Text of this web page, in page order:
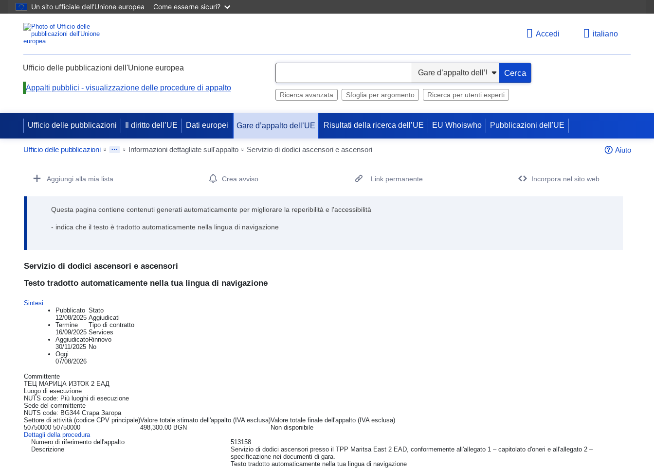
Un sito ufficiale dell’Unione europea Come esserne sicuri?
Accedi italiano
Ufficio delle pubblicazioni dell'Unione europea
Appalti pubblici - visualizzazione delle procedure di appalto
e
Cerca
Ricerca avanzata Sfoglia per argomento Ricerca per utenti esperti
Ufficio delle pubblicazioni Il diritto dell’UE Dati europei Gare d’appalto dell’UE Risultati della ricerca dell’UE EU Whoiswho Pubblicazioni dell'UE
Ufficio delle pubblicazioni Informazioni dettagliate sull'appalto Servizio di dodici ascensori e ascensori Aiuto
Aggiungi alla mia lista Crea avviso Link permanente Incorpora nel sito web
Questa pagina contiene contenuti generati automaticamente per migliorare la reperibilità e l'accessibilità
- indica che il testo è tradotto automaticamente nella lingua di navigazione
Servizio di dodici ascensori e ascensori
Testo tradotto automaticamente nella tua lingua di navigazione
Sintesi
Pubblicato
12/08/2025
Termine
16/09/2025
Aggiudicato
30/11/2025
Oggi
07/08/2026
Stato
Aggiudicati
Tipo di contratto
Services
Rinnovo
No
Committente
ТЕЦ МАРИЦА ИЗТОК 2 ЕАД
Luogo di esecuzione
NUTS code: Più luoghi di esecuzione
Sede del committente
NUTS code: BG344 Стара Загора
Settore di attività (codice CPV principale)
50750000 50750000
Valore totale stimato dell'appalto (IVA esclusa)
498,300.00 BGN
Valore totale finale dell'appalto (IVA esclusa)
Non disponibile
Dettagli della procedura
Numero di riferimento dell'appalto
513158
Descrizione
Servizio di dodici ascensori presso il TPP Maritsa East 2 EAD, conformemente all'allegato 1 – capitolato d'oneri e all'allegato 2 –
specificazione nei documenti di gara.
Testo tradotto automaticamente nella tua lingua di navigazione